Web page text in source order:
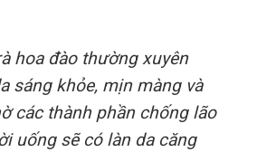
hoa đào thường xuyên
sáng khỏe, mịn màng và
các thành phần chống lão
uống sẽ có làn da căng